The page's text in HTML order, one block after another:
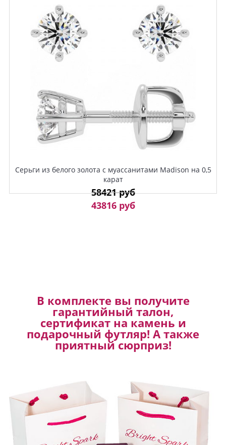
Серьги из белого золота с муассанитами Madison на 0,5
карат
58421 руб
43816 руб
В комплекте вы получите
гарантийный талон,
сертификат на камень и
подарочный футляр! А также
приятный сюрприз!